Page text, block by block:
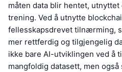
måten data blir hentet,
trening. Ved å utnytte
fellesskapsdrevet tilnærming,
mer rettferdig og tilgjengelig
ikke bare AI-utviklingen ved å
mangfoldig datasett, men